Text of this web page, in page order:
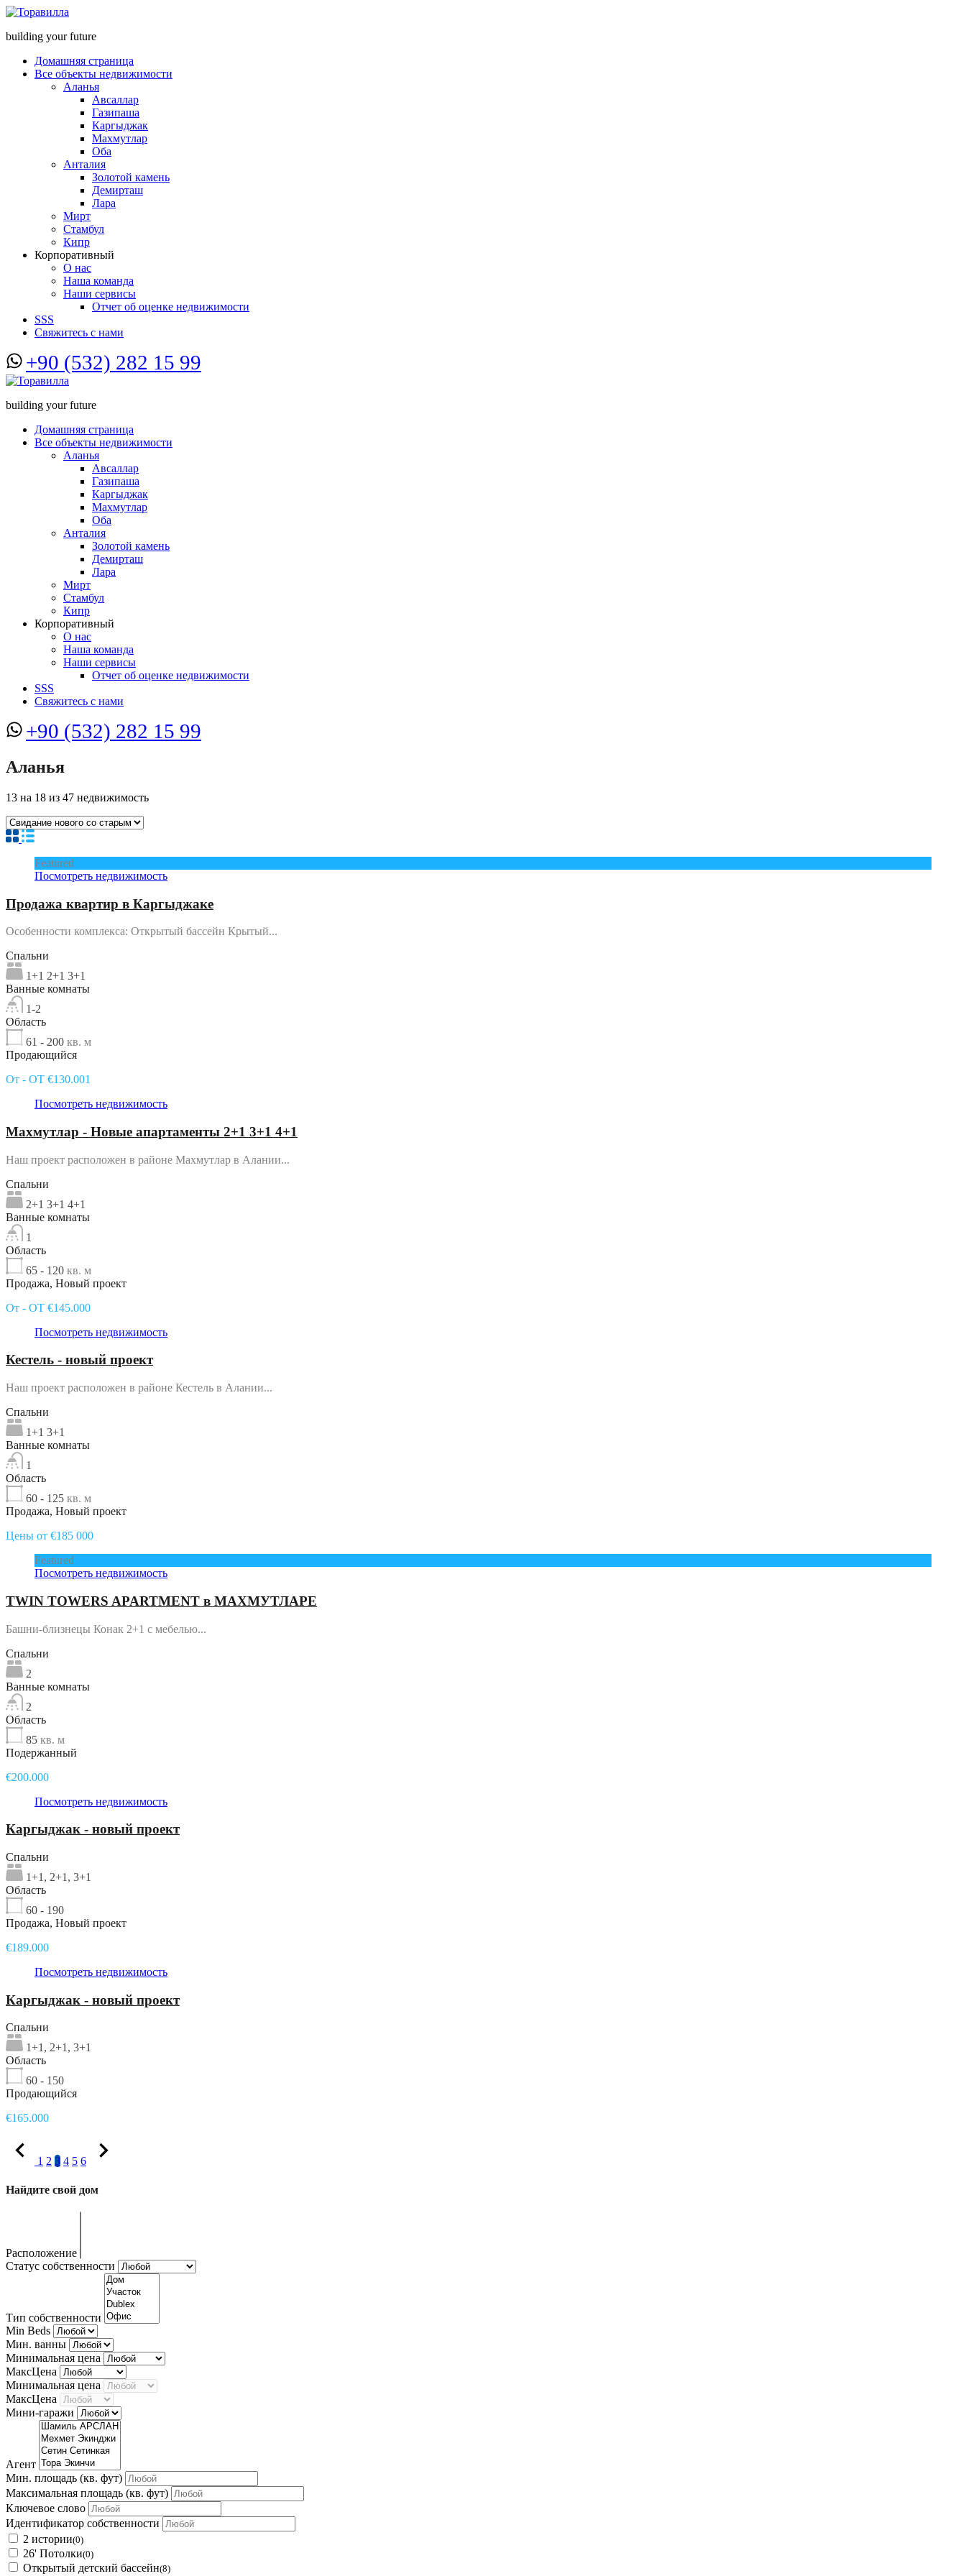
building your future
Домашняя страница
Все объекты недвижимости
Аланья
Авсаллар
Газипаша
Каргыджак
Махмутлар
Оба
Анталия
Золотой камень
Демирташ
Лара
Мирт
Стамбул
Кипр
Корпоративный
О нас
Наша команда
Наши сервисы
Отчет об оценке недвижимости
SSS
Свяжитесь с нами
+90 (532) 282 15 99
building your future
Домашняя страница
Все объекты недвижимости
Аланья
Авсаллар
Газипаша
Каргыджак
Махмутлар
Оба
Анталия
Золотой камень
Демирташ
Лара
Мирт
Стамбул
Кипр
Корпоративный
О нас
Наша команда
Наши сервисы
Отчет об оценке недвижимости
SSS
Свяжитесь с нами
+90 (532) 282 15 99
Аланья
13 на 18 из 47 недвижимость
Featured
Посмотреть недвижимость
Продажа квартир в Каргыджаке
Особенности комплекса: Открытый бассейн Крытый...
Спальни
1+1 2+1 3+1
Ванные комнаты
1-2
Область
61 - 200 кв. м
Продающийся
От - OT €130.001
Посмотреть недвижимость
Махмутлар - Новые апартаменты 2+1 3+1 4+1
Наш проект расположен в районе Махмутлар в Алании...
Спальни
2+1 3+1 4+1
Ванные комнаты
1
Область
65 - 120 кв. м
Продажа, Новый проект
От - ОТ €145.000
Посмотреть недвижимость
Кестель - новый проект
Наш проект расположен в районе Кестель в Алании...
Спальни
1+1 3+1
Ванные комнаты
1
Область
60 - 125 кв. м
Продажа, Новый проект
Цены от €185 000
Featured
Посмотреть недвижимость
TWIN TOWERS APARTMENT в МАХМУТЛАРЕ
Башни-близнецы Конак 2+1 с мебелью...
Спальни
2
Ванные комнаты
2
Область
85 кв. м
Подержанный
€200.000
Посмотреть недвижимость
Каргыджак - новый проект
Спальни
1+1, 2+1, 3+1
Область
60 - 190
Продажа, Новый проект
€189.000
Посмотреть недвижимость
Каргыджак - новый проект
Спальни
1+1, 2+1, 3+1
Область
60 - 150
Продающийся
€165.000
1 2 3 4 5 6
Найдите свой дом
Расположение
Статус собственности
Тип собственности
Min Beds
Мин. ванны
Минимальная цена
МаксЦена
Минимальная цена
МаксЦена
Мини-гаражи
Агент
Мин. площадь (кв. фут)
Максимальная площадь (кв. фут)
Ключевое слово
Идентификатор собственности
2 истории(0)
26' Потолки(0)
Открытый детский бассейн(8)